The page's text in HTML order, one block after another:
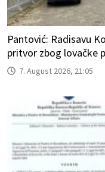
Pantović: Radisavu
pritvor zbog lovačke
7. August 2026, 21:05